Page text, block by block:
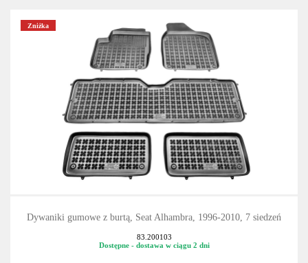
Zniżka
Dywaniki gumowe z burtą, Seat Alhambra, 1996-2010, 7 siedzeń
83.200103
Dostępne - dostawa w ciągu 2 dni